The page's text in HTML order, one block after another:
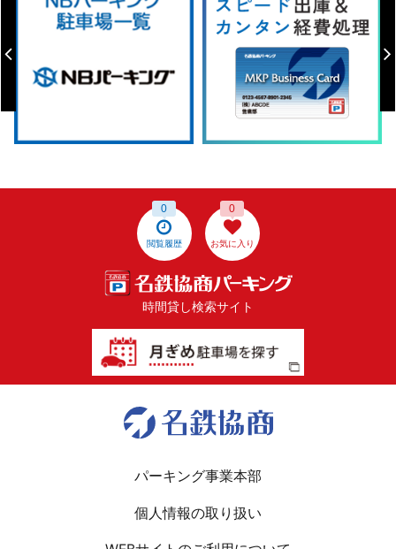
閲覧履歴
0
お気に入り
0
時間貸し検索サイト
パーキング事業本部
個人情報の取り扱い